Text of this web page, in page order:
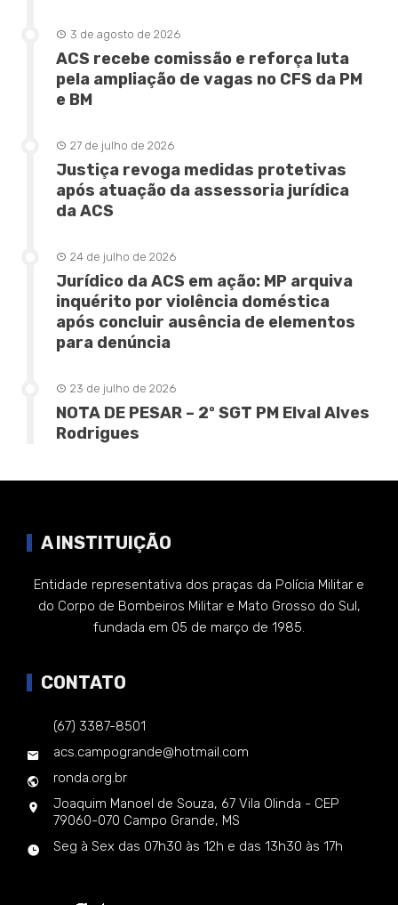
3 de agosto de 2026
ACS recebe comissão e reforça luta
pela ampliação de vagas no CFS da PM
e BM
27 de julho de 2026
Justiça revoga medidas protetivas
após atuação da assessoria jurídica
da ACS
24 de julho de 2026
Jurídico da ACS em ação: MP arquiva
inquérito por violência doméstica
após concluir ausência de elementos
para denúncia
23 de julho de 2026
NOTA DE PESAR – 2º SGT PM Elval Alves
Rodrigues
A INSTITUIÇÃO
Entidade representativa dos praças da Polícia Militar e
do Corpo de Bombeiros Militar e Mato Grosso do Sul,
fundada em 05 de março de 1985.
CONTATO
(67) 3387-8501
acs.campogrande@hotmail.com
ronda.org.br
Joaquim Manoel de Souza, 67 Vila Olinda - CEP
79060-070 Campo Grande, MS
Seg à Sex das 07h30 às 12h e das 13h30 às 17h